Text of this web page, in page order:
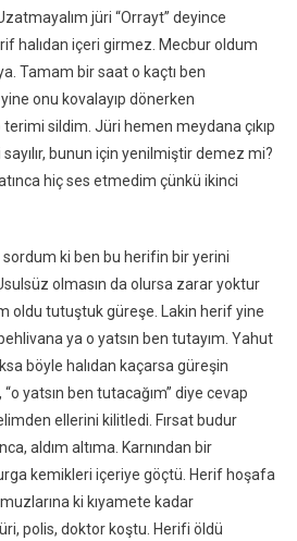
jüri “Orrayt” deyince
halıdan içeri girmez. Mecbur oldum
Tamam bir saat o kaçtı ben
onu kovalayıp dönerken
sildim. Jüri hemen meydana çıkıp
bunun için yenilmiştir demez mi?
hiç ses etmedim çünkü ikinci
ki ben bu herifin bir yerini
olmasın da olursa zarar yoktur
oldu tutuştuk güreşe. Lakin herif yine
ya o yatsın ben tutayım. Yahut
böyle halıdan kaçarsa güreşin
yatsın ben tutacağım” diye cevap
ellerini kilitledi. Fırsat budur
aldım altıma. Karnından bir
kemikleri içeriye göçtü. Herif hoşafa
ki kıyamete kadar
polis, doktor koştu. Herifi öldü